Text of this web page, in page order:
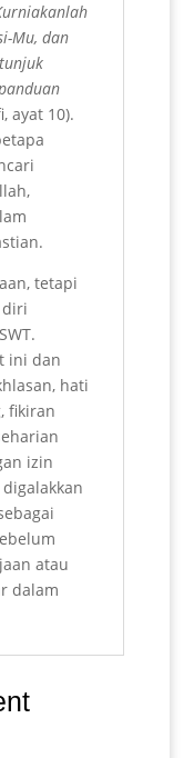
Mu, dan
ayat 10).
tetapi
diri
ini dan
hati
fikiran
izin
atau
dalam